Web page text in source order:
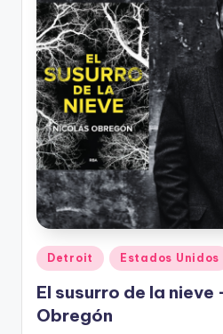
Publicado
en
Detroit Estados Unidos
El susurro de la nieve
Obregón